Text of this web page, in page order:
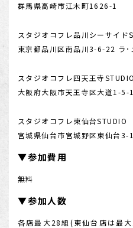
群馬県高崎市江木町1626-1
スタジオコフレ品川シーサイド
東京都品川区南品川3-6-22 ラ
スタジオコフレ四天王寺STUDIO
大阪府大阪市天王寺区大道1-5-1
スタジオコフレ東仙台STUDIO
宮城県仙台市宮城野区東仙台3-
▼参加費用
無料
▼参加人数
各店最大28組(東仙台店は最